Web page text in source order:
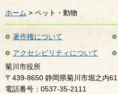
ホーム > ペット・動物
著作権について
アクセシビリティについて
菊川市役所
〒439-8650 静岡県菊川市堀之内61
電話番号：0537-35-2111